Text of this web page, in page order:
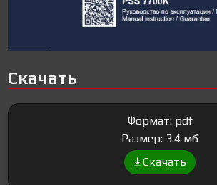
Скачать
Формат: pdf
Размер: 3.4 мб
Скачать